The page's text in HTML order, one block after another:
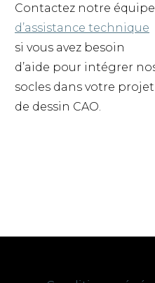
Contactez notre équipe
d’assistance technique
si vous avez besoin
d’aide pour intégrer
socles dans votre projet
de dessin CAO.